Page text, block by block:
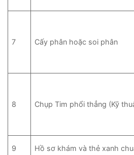
7 Cấy phân hoặc soi phân
8 Chụp Tim phổi thẳng (Kỹ
9 Hồ sơ khám và thẻ xanh